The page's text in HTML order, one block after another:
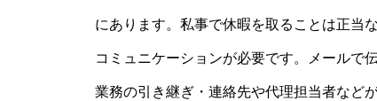
にあります。私事で休暇を取ることは正当
コミュニケーションが必要です。メールで
業務の引き継ぎ・連絡先や代理担当者など